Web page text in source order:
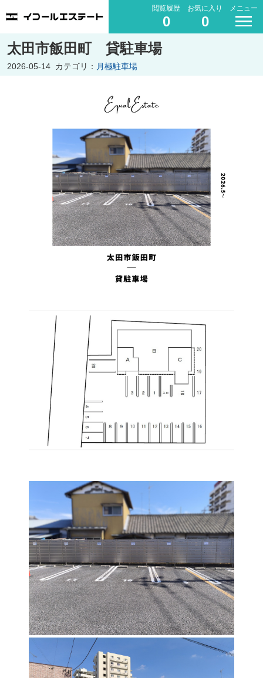
閲覧履歴
0
お気に入り
0
メニュー
太田市飯田町 貸駐車場
2026-05-14 カテゴリ： 月極駐車場